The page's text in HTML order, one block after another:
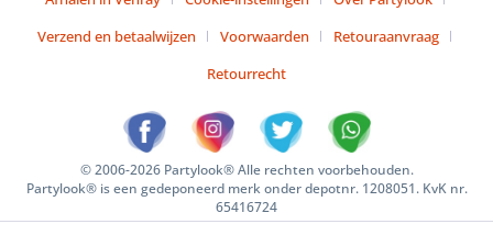
Verzend en betaalwijzen
Voorwaarden
Retouraanvraag
Retourrecht
© 2006-2026 Partylook® Alle rechten voorbehouden.
Partylook® is een gedeponeerd merk onder depotnr. 1208051. KvK nr.
65416724